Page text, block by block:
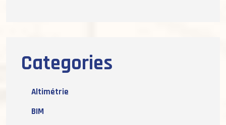
Categories
Altimétrie
BIM